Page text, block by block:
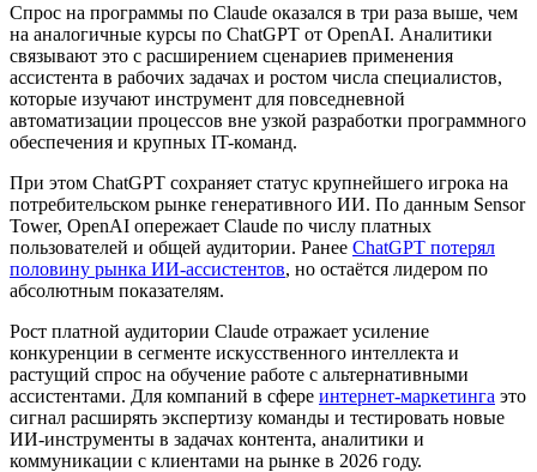
Спрос на программы по Claude оказался в три раза выше, чем
на аналогичные курсы по ChatGPT от OpenAI. Аналитики
связывают это с расширением сценариев применения
ассистента в рабочих задачах и ростом числа специалистов,
которые изучают инструмент для повседневной
автоматизации процессов вне узкой разработки программного
обеспечения и крупных IT-команд.
При этом ChatGPT сохраняет статус крупнейшего игрока на
потребительском рынке генеративного ИИ. По данным Sensor
Tower, OpenAI опережает Claude по числу платных
пользователей и общей аудитории. Ранее ChatGPT потерял
половину рынка ИИ-ассистентов, но остаётся лидером по
абсолютным показателям.
Рост платной аудитории Claude отражает усиление
конкуренции в сегменте искусственного интеллекта и
растущий спрос на обучение работе с альтернативными
ассистентами. Для компаний в сфере интернет-маркетинга это
сигнал расширять экспертизу команды и тестировать новые
ИИ-инструменты в задачах контента, аналитики и
коммуникации с клиентами на рынке в 2026 году.